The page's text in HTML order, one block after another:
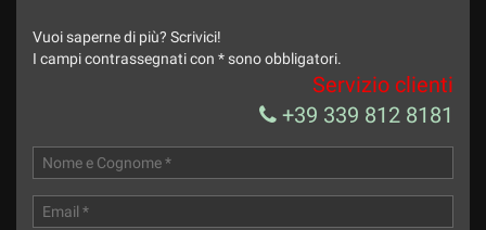
Vuoi saperne di più? Scrivici!
I campi contrassegnati con * sono obbligatori.
Servizio clienti
+39 339 812 8181